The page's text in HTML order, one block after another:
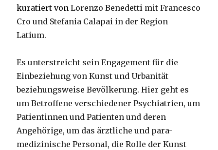
kuratiert vonLorenzo Benedetti mit Francesco
Cro und Stefania Calapai in der Region
Latium.
Es unterstreicht sein Engagement für die
Einbeziehung von Kunst und Urbanität
beziehungsweise Bevölkerung. Hier geht es
um Betroffene verschiedener Psychiatrien, um
Patientinnen und Patienten und deren
Angehörige, um das ärztliche und para-
medizinische Personal, die Rolle der Kunst